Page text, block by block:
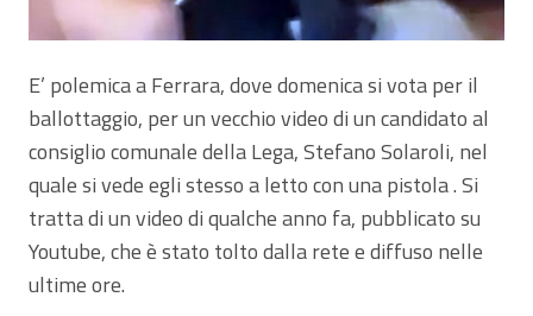
E’ polemica a Ferrara, dove domenica si vota per il
ballottaggio, per un vecchio video di un candidato al
consiglio comunale della Lega, Stefano Solaroli, nel
quale si vede egli stesso a letto con una pistola . Si
tratta di un video di qualche anno fa, pubblicato su
Youtube, che è stato tolto dalla rete e diffuso nelle
ultime ore.